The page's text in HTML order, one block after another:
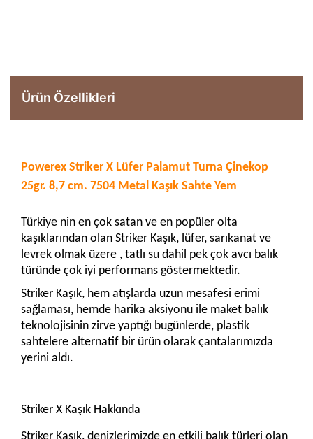
Ürün Özellikleri
Powerex Striker X Lüfer Palamut Turna Çinekop
25gr. 8,7 cm. 7504 Metal Kaşık Sahte Yem
Türkiye nin en çok satan ve en popüler olta
kaşıklarından olan Striker Kaşık, lüfer, sarıkanat ve
levrek olmak üzere , tatlı su dahil pek çok avcı balık
türünde çok iyi performans göstermektedir.
Striker Kaşık, hem atışlarda uzun mesafesi erimi
sağlaması, hemde harika aksiyonu ile maket balık
teknolojisinin zirve yaptığı bugünlerde, plastik
sahtelere alternatif bir ürün olarak çantalarımızda
yerini aldı.
Striker X Kaşık Hakkında